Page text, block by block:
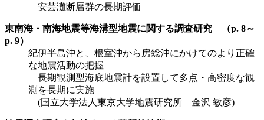
安芸灘断層群の長期評価
東南海・南海地震等海溝型地震に関する調査研究 （p. 8～
p. 9）
紀伊半島沖と、根室沖から房総沖にかけてのより正確
な地震活動の把握
長期観測型海底地震計を設置して多点・高密度な観
測を長期に実施
(国立大学法人東京大学地震研究所 金沢 敏彦)